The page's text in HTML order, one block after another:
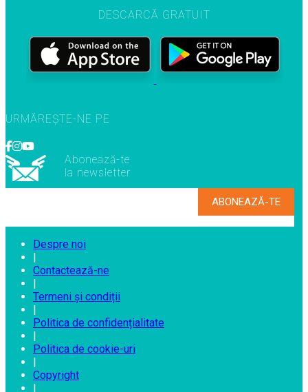
DESCARCĂ GRATUIT
URMĂREȘTE-NE PE
Abonează-te
la newsletter
Despre noi
|
Contactează-ne
|
Termeni și condiții
|
Politica de confidențialitate
|
Politica de cookie-uri
|
Copyright
|